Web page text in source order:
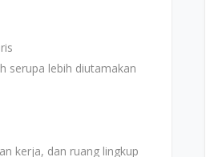
serupa lebih diutamakan
kerja, dan ruang lingkup